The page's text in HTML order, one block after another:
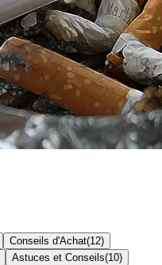
Conseils d'Achat(12)
Astuces et Conseils(10)